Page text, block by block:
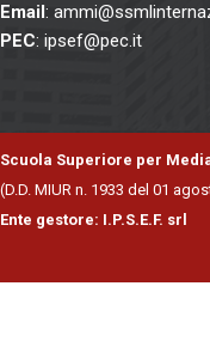
Email:
PEC: ipsef@pec.it
Scuola Superiore per
(D.D. MIUR n. 1933 del 01
Ente gestore: I.P.S.E.F. srl